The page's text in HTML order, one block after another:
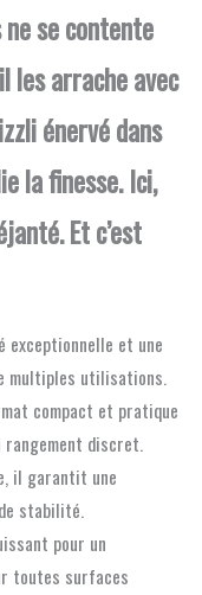
ne se contente
arrache avec
énervé dans
la finesse. Ici,
Et c’est
et une
multiples utilisations.
compact et pratique
discret.
il garantit une
stabilité.
pour un
toutes surfaces